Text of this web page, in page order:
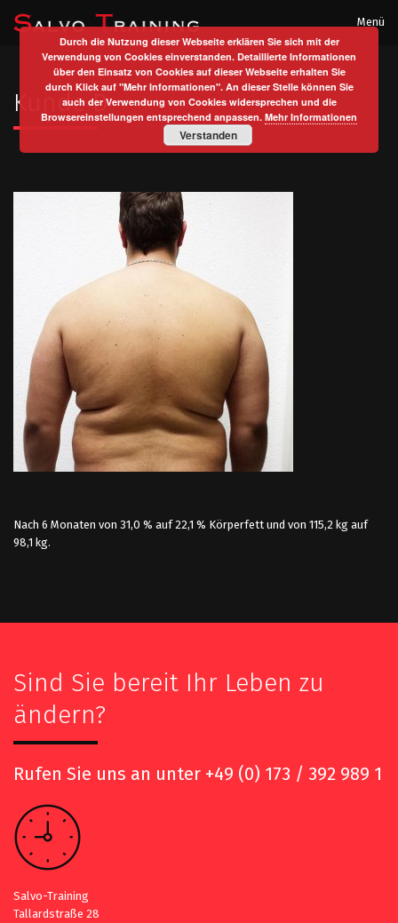
Menü
Kunde D
Nach 6 Monaten von 31,0 % auf 22,1 % Körperfett und von 115,2 kg auf
98,1 kg.
Sind Sie bereit Ihr Leben zu
ändern?
Rufen Sie uns an unter +49 (0) 173 / 392 989 1
Salvo-Training
Tallardstraße 28
Durch die Nutzung dieser Webseite erklären Sie sich mit der
Verwendung von Cookies einverstanden. Detaillierte Informationen
über den Einsatz von Cookies auf dieser Webseite erhalten Sie
durch Klick auf "Mehr Informationen". An dieser Stelle können Sie
auch der Verwendung von Cookies widersprechen und die
Browsereinstellungen entsprechend anpassen. Mehr Informationen
Verstanden